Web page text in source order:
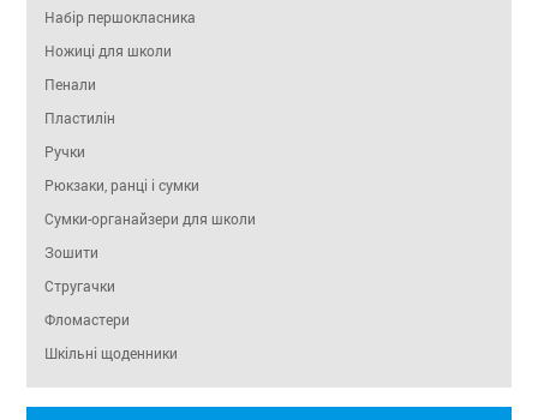
Набір першокласника
Ножиці для школи
Пенали
Пластилін
Ручки
Рюкзаки, ранці і сумки
Сумки-органайзери для школи
Зошити
Стругачки
Фломастери
Шкільні щоденники